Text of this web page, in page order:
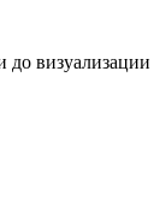
визуализации